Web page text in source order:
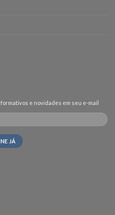
e novidades em seu e-mail